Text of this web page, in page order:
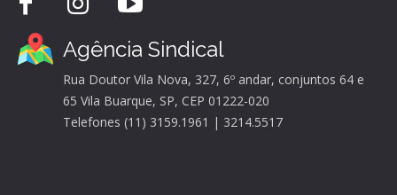
Agência Sindical
Rua Doutor Vila Nova, 327, 6º andar, conjuntos 64 e
65 Vila Buarque, SP, CEP 01222-020
Telefones (11) 3159.1961 | 3214.5517